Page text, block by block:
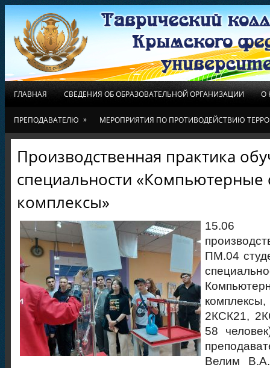
ГЛАВНАЯ СВЕДЕНИЯ ОБ ОБРАЗОВАТЕЛЬНОЙ ОРГАНИЗАЦИИ О
ПРЕПОДАВАТЕЛЮ » МЕРОПРИЯТИЯ ПО ПРОТИВОДЕЙСТВИЮ
Производственная практика
специальности «Компьютерные
комплексы»
ПМ.04
2КСК21,
58
Велим